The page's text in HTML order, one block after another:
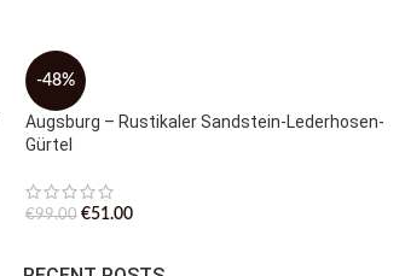
-48%
Augsburg – Rustikaler Sandstein-Lederhosen-
Gürtel
€99.00 €51.00